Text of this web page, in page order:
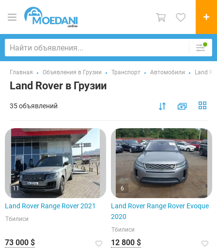
Главная Объявления в Грузии Транспорт Автомобили Land
Land Rover в Грузии
35 объявлений
11
Land Rover Range Rover 2021
Тбилиси
73 000 $
6
Land Rover Range Rover Evoque
2020
Тбилиси
12 800 $